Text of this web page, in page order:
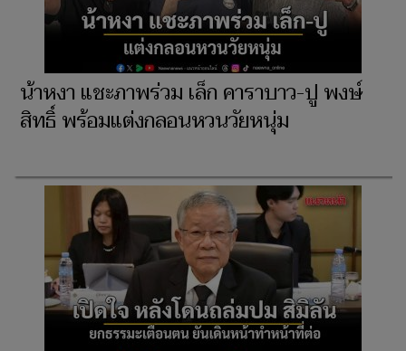
น้าหงา แชะภาพร่วม เล็ก คาราบาว-ปู พงษ์
สิทธิ์ พร้อมแต่งกลอนหวนวัยหนุ่ม